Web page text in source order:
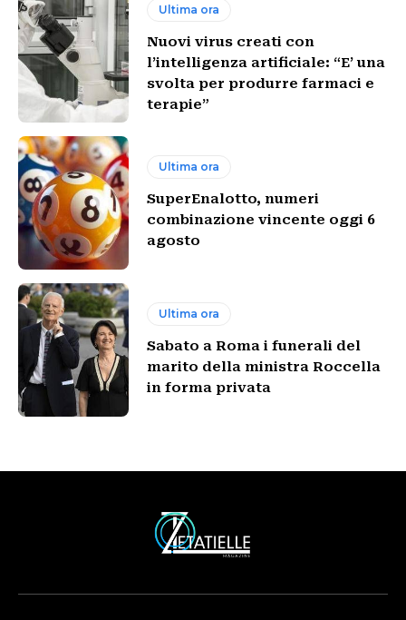
Ultima ora
Nuovi virus creati con
l’intelligenza artificiale: “E’ una
svolta per produrre farmaci e
terapie”
Ultima ora
SuperEnalotto, numeri
combinazione vincente oggi 6
agosto
Ultima ora
Sabato a Roma i funerali del
marito della ministra Roccella
in forma privata